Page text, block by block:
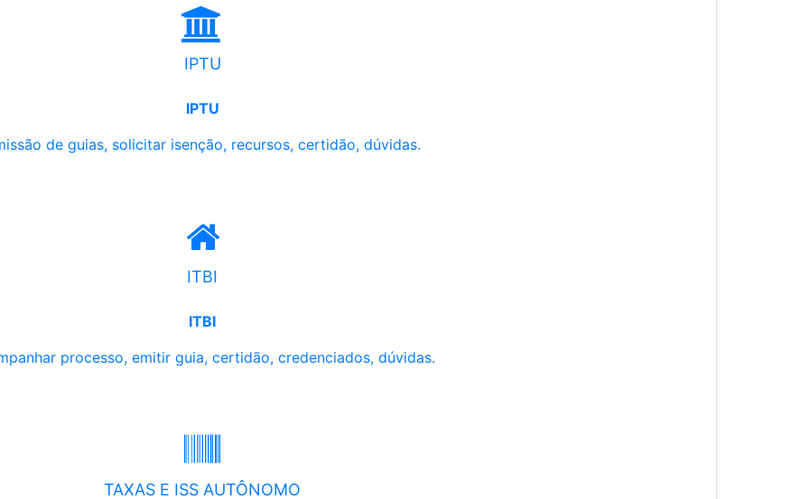
IPTU
IPTU
de guias, solicitar isenção, recursos, certidão, dúvidas.
ITBI
ITBI
processo, emitir guia, certidão, credenciados, dúvidas.
TAXAS E ISS AUTÔNOMO